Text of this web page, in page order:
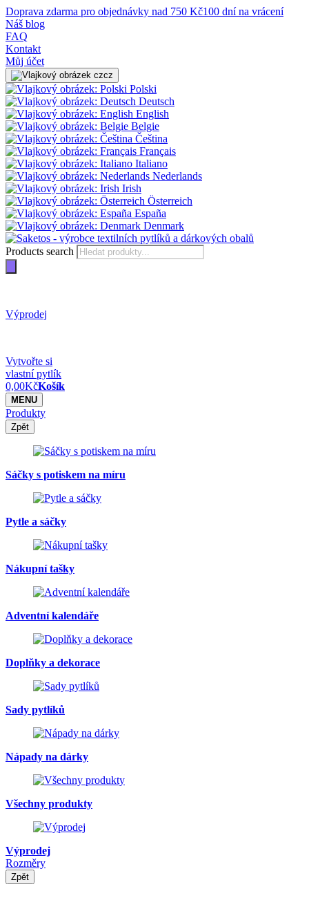
Doprava zdarma pro objednávky nad 750 Kč100 dní na vrácení
Náš blog
FAQ
Kontakt
Můj účet
cz
Polski
Deutsch
English
Belgie
Čeština
Français
Italiano
Nederlands
Irish
Österreich
España
Denmark
Products search
Výprodej
Vytvořte si
vlastní pytlík
0,00KčKošík
MENU
Produkty
Zpět
Sáčky s potiskem na míru
Pytle a sáčky
Nákupní tašky
Adventní kalendáře
Doplňky a dekorace
Sady pytlíků
Nápady na dárky
Všechny produkty
Výprodej
Rozměry
Zpět